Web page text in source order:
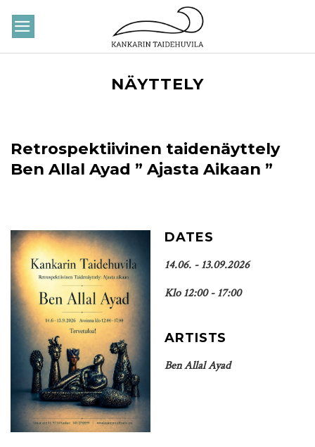
NÄYTTELY
Retrospektiivinen taidenäyttely
Ben Allal Ayad ” Ajasta Aikaan ”
DATES
14.06. - 13.09.2026
Klo 12:00 - 17:00
ARTISTS
Ben Allal Ayad